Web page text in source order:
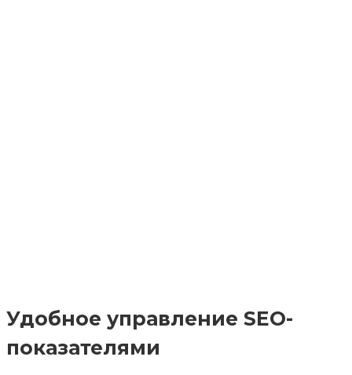
Удобное управление SEO-
показателями